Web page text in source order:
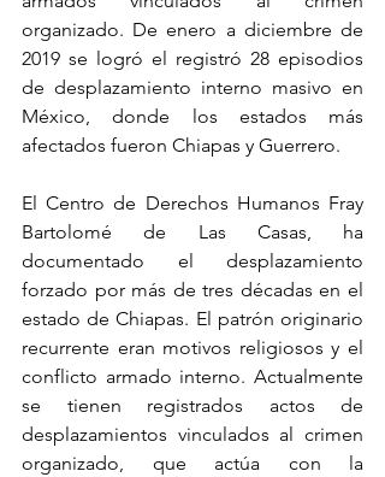
organizado. De enero a diciembre de
2019 se logró el registró 28 episodios
de desplazamiento interno masivo en
México, donde los estados más
afectados fueron Chiapas y Guerrero.
El Centro de Derechos Humanos Fray
Bartolomé de Las Casas, ha
documentado el desplazamiento
forzado por más de tres décadas en el
estado de Chiapas. El patrón originario
recurrente eran motivos religiosos y el
conflicto armado interno. Actualmente
se tienen registrados actos de
desplazamientos vinculados al crimen
organizado, que actúa con la